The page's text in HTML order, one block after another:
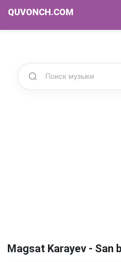
QUVONCH.COM
Magsat Karayev - San